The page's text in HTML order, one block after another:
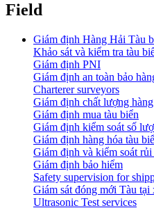
Field
Giám định Hàng Hải Tàu
Khảo sát và kiểm tra tàu
Giám định PNI
Giám định an toàn bảo
Charterer surveyors
Giám định chất lượng
​Giám định mua tàu biển
Giám định kiểm soát số
Giám định hàng hóa tàu
Giám định và kiểm soát
Giám định bảo hiểm
Safety supervision for
Giám sát đóng mới Tàu tại
Ultrasonic Test services